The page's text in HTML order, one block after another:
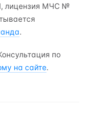
лицензия МЧС №
.
по
на сайте.